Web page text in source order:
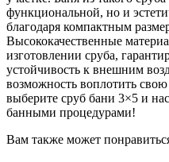
функциональной, но и
благодаря компактным
Высококачественные
изготовлении сруба,
устойчивость к внешним
возможность воплотить
выберите сруб бани 3×5 и
банными процедурами!
Вам также может